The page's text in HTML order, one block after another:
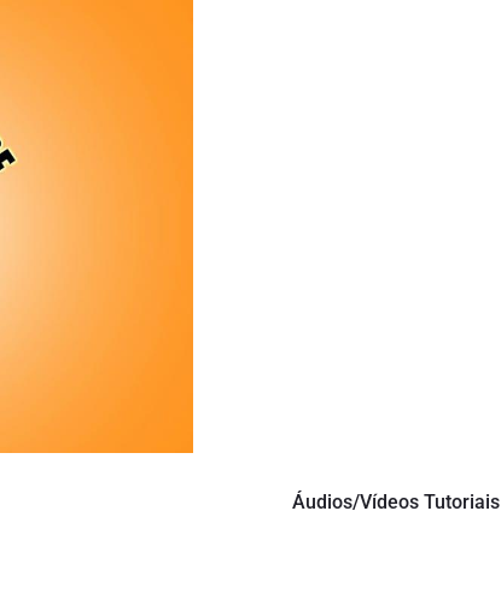
Áudios/Vídeos Tutoriais